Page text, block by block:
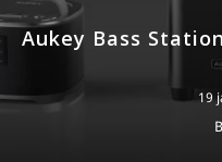
Aukey Bass
19